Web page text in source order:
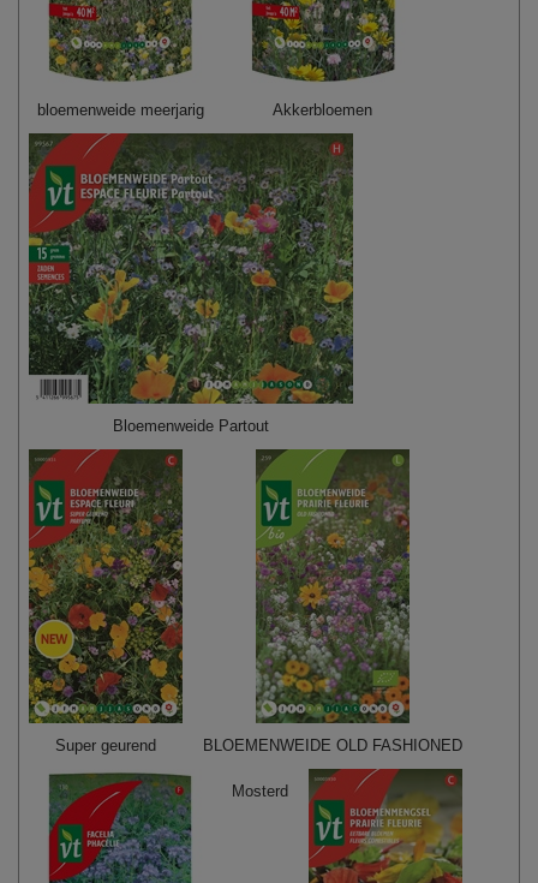
bloemenweide meerjarig Akkerbloemen
Bloemenweide Partout
Super geurend BLOEMENWEIDE OLD FASHIONED
Mosterd